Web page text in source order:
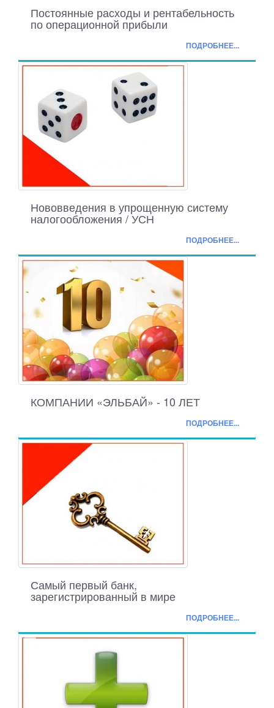
Постоянные расходы и рентабельность
по операционной прибыли
ПОДРОБНЕЕ...
Нововведения в упрощенную систему
налогообложения / УСН
ПОДРОБНЕЕ...
КОМПАНИИ «ЭЛЬБАЙ» - 10 ЛЕТ
ПОДРОБНЕЕ...
Самый первый банк,
зарегистрированный в мире
ПОДРОБНЕЕ...